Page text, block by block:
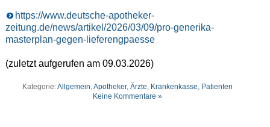
https://www.deutsche-apotheker-
zeitung.de/news/artikel/2026/03/09/pro-generika-
masterplan-gegen-lieferengpaesse
(zuletzt aufgerufen am 09.03.2026)
Kategorie:Allgemein,Apotheker,Ärzte, Krankenkasse, Patienten
Keine Kommentare »